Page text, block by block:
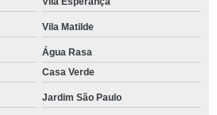
Vila Matilde
Água Rasa
Casa Verde
Jardim São Paulo